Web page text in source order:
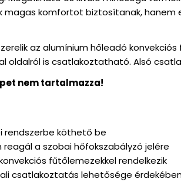
magas komfortot biztosítanak,
az alumínium hőleadó
oldalról is csatlakoztatható. Alsó
nem tartalmazza!
rendszerbe köthető be
a szobai hőfokszabályzó jelére
fűtőlemezekkel rendelkezik
csatlakoztatás lehetősége